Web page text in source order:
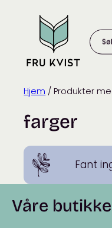
content
Hjem / Produkter
farger
Fant
Våre